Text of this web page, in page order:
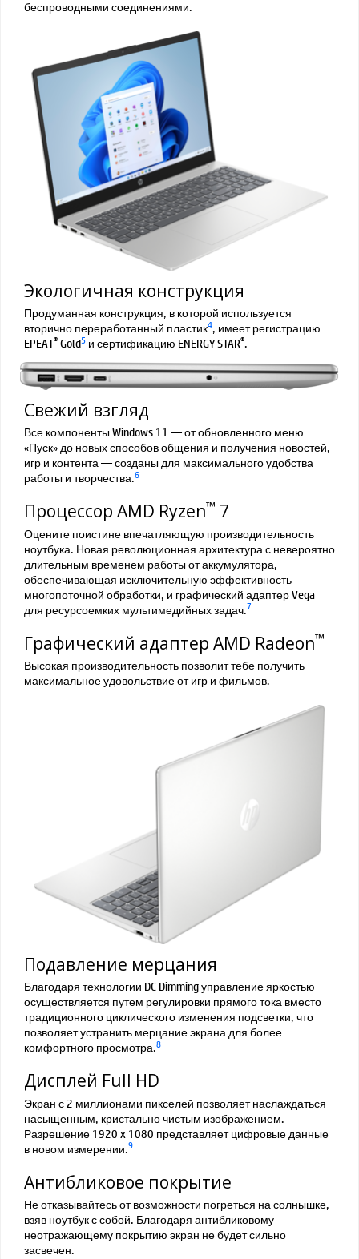
беспроводными соединениями.
Экологичная конструкция
Продуманная конструкция, в которой используется
вторично переработанный пластик4, имеет регистрацию
EPEAT®Gold5 и сертификацию ENERGY STAR®.
Свежий взгляд
Все компоненты Windows 11 — от обновленного меню
«Пуск» до новых способов общения и получения новостей,
игр и контента — созданы для максимального удобства
работы и творчества.6
Процессор AMD Ryzen™ 7
Оцените поистине впечатляющую производительность
ноутбука. Новая революционная архитектура с невероятно
длительным временем работы от аккумулятора,
обеспечивающая исключительную эффективность
многопоточной обработки, и графический адаптер Vega
для ресурсоемких мультимедийных задач.7
Графический адаптер AMD Radeon™
Высокая производительность позволит тебе получить
максимальное удовольствие от игр и фильмов.
Подавление мерцания
Благодаря технологии DC Dimming управление яркостью
осуществляется путем регулировки прямого тока вместо
традиционного циклического изменения подсветки, что
позволяет устранить мерцание экрана для более
комфортного просмотра.8
Дисплей Full HD
Экран с 2 миллионами пикселей позволяет наслаждаться
насыщенным, кристально чистым изображением.
Разрешение 1920 x 1080 представляет цифровые данные
в новом измерении.9
Антибликовое покрытие
Не отказывайтесь от возможности погреться на солнышке,
взяв ноутбук с собой. Благодаря антибликовому
неотражающему покрытию экран не будет сильно
засвечен.